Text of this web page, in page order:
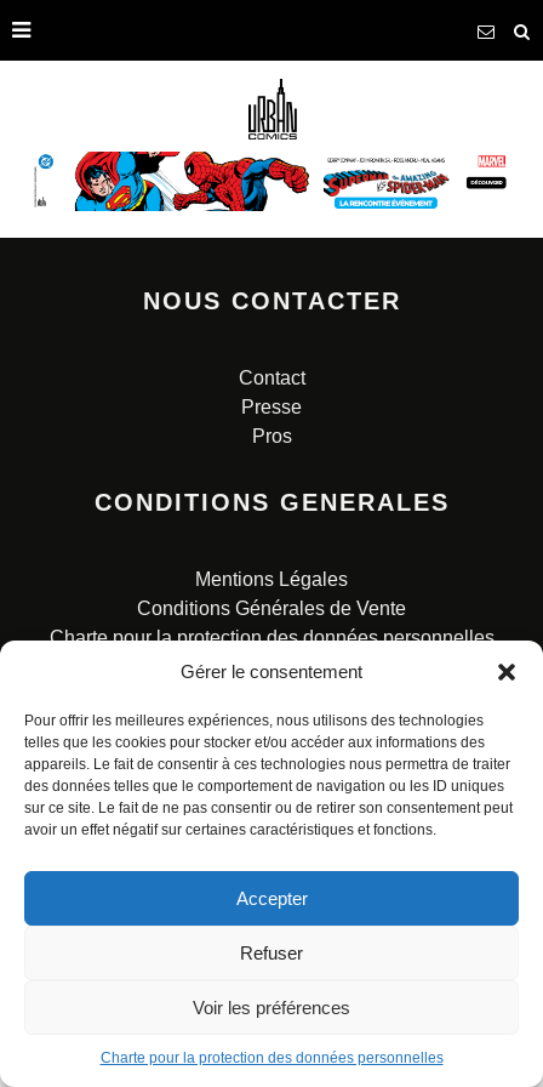
Gérer le consentement
Pour offrir les meilleures expériences, nous utilisons des technologies
telles que les cookies pour stocker et/ou accéder aux informations des
appareils. Le fait de consentir à ces technologies nous permettra de traiter
des données telles que le comportement de navigation ou les ID uniques
sur ce site. Le fait de ne pas consentir ou de retirer son consentement peut
avoir un effet négatif sur certaines caractéristiques et fonctions.
Accepter
Refuser
Voir les préférences
Charte pour la protection des données personnelles
NOUS CONTACTER
Contact
Presse
Pros
CONDITIONS GENERALES
Mentions Légales
Conditions Générales de Vente
Charte pour la protection des données personnelles
© ALL RIGHTS RESERVED. URBAN COMICS POUR LES
ÉDITIONS FRANÇAISES.